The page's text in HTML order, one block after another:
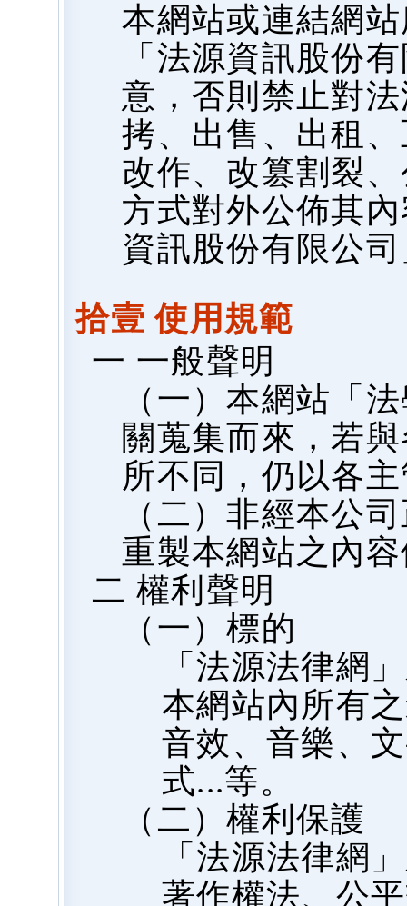
本網站或連結網
「法源資訊股份
意，否則禁止對
拷、出售、出租
改作、改篡割裂
方式對外公佈其
資訊股份有限公
拾壹 使用規範
一 一般聲明
（一）本網站「
關蒐集而來，若
所不同，仍以各
（二）非經本公
重製本網站之內
二 權利聲明
（一）標的
「法源法律網
本網站內所有
音效、音樂、
式...等。
（二）權利保護
「法源法律網
著作權法、公